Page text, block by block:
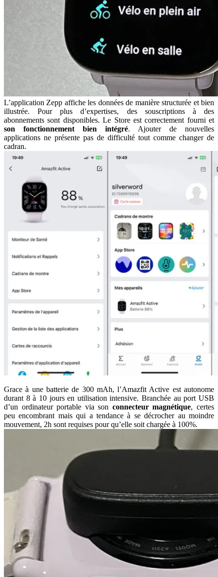
L’application Zepp affiche les données de manière structurée et bien
illustrée. Pour plus d’expertises, des souscriptions à des
abonnements sont disponibles. Le Store est correctement fourni et
son fonctionnement bien intégré. Ajouter de nouvelles
applications ne présente pas de difficulté tout comme changer de
cadran.
Grace à une batterie de 300 mAh, l’Amazfit Active est autonome
durant 8 à 10 jours en utilisation intensive. Branchée au port USB
d’un ordinateur portable via son connecteur magnétique, certes
peu encombrant mais qui a tendance à se décrocher au moindre
mouvement, 2h sont requises pour qu’elle soit chargée à 100%.